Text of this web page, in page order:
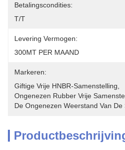
Betalingscondities:
T/T
Levering Vermogen:
300MT PER MAAND
Markeren:
Giftige Vrije HNBR-Samenstelling
Ongenezen Rubber Vrije
De Ongenezen Weerstand Van